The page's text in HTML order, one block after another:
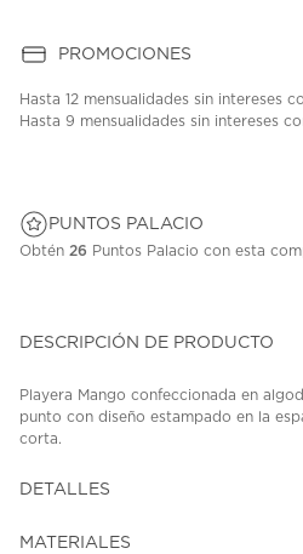
PROMOCIONES
Hasta 12 mensualidades sin intereses
Hasta 9 mensualidades sin intereses
PUNTOS PALACIO
Obtén 26 Puntos Palacio con esta
DESCRIPCIÓN DE PRODUCTO
Playera Mango confeccionada en
punto con diseño estampado en la
corta.
DETALLES
MATERIALES